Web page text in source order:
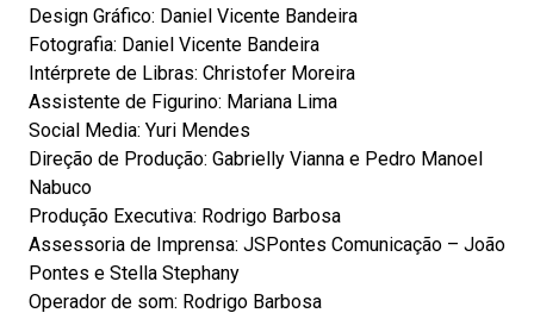
Design Gráfico: Daniel Vicente Bandeira
Fotografia: Daniel Vicente Bandeira
Intérprete de Libras: Christofer Moreira
Assistente de Figurino: Mariana Lima
Social Media: Yuri Mendes
Direção de Produção: Gabrielly Vianna e Pedro Manoel
Nabuco
Produção Executiva: Rodrigo Barbosa
Assessoria de Imprensa: JSPontes Comunicação – João
Pontes e Stella Stephany
Operador de som: Rodrigo Barbosa